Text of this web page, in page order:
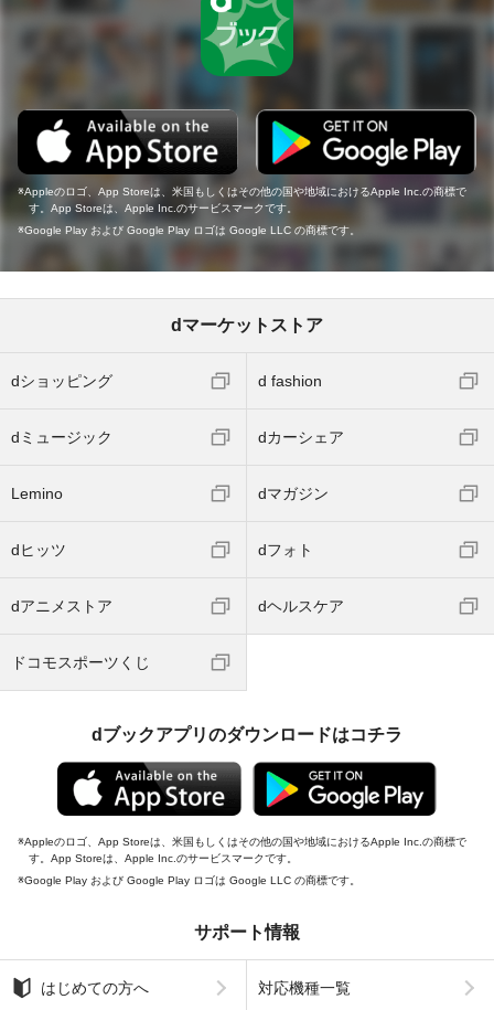
Appleのロゴ、App Storeは、米国もしくはその他の国や地域におけるApple Inc.の商標で
す。App Storeは、Apple Inc.のサービスマークです。
Google Play および Google Play ロゴは Google LLC の商標です。
dマーケットストア
dショッピング d fashion
dミュージック dカーシェア
Lemino dマガジン
dヒッツ dフォト
dアニメストア dヘルスケア
ドコモスポーツくじ
dブックアプリのダウンロードはコチラ
Appleのロゴ、App Storeは、米国もしくはその他の国や地域におけるApple Inc.の商標で
す。App Storeは、Apple Inc.のサービスマークです。
Google Play および Google Play ロゴは Google LLC の商標です。
サポート情報
はじめての方へ 対応機種一覧